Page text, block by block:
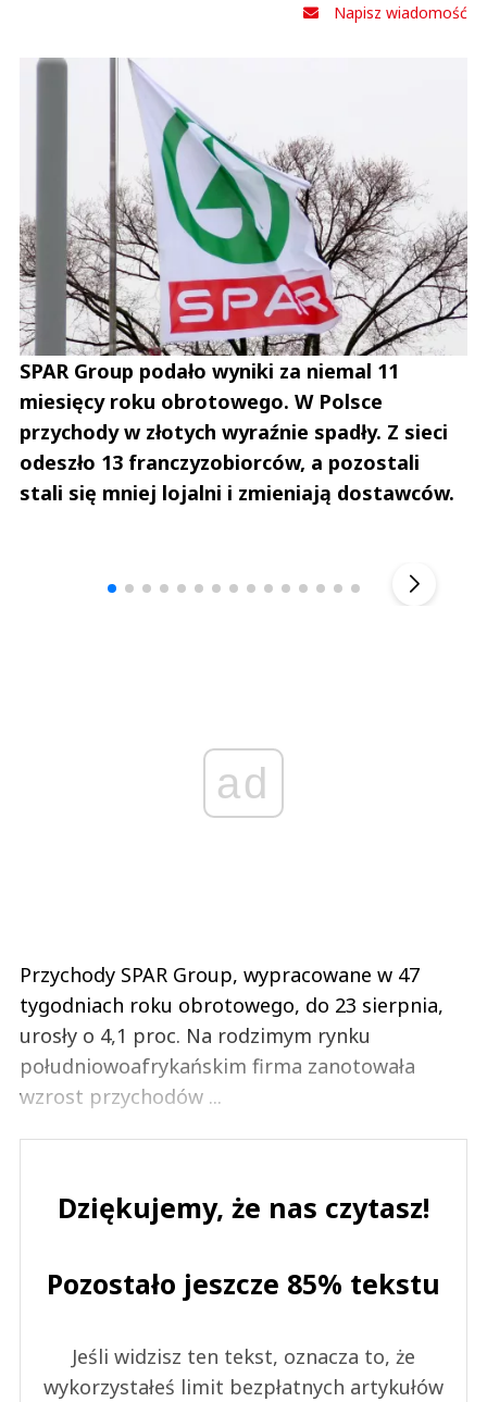
Napisz wiadomość
SPAR Group podało wyniki za niemal 11
miesięcy roku obrotowego. W Polsce
przychody w złotych wyraźnie spadły. Z sieci
odeszło 13 franczyzobiorców, a pozostali
stali się mniej lojalni i zmieniają dostawców.
ad
Przychody SPAR Group, wypracowane w 47
tygodniach roku obrotowego, do 23 sierpnia,
urosły o 4,1 proc. Na rodzimym rynku
południowoafrykańskim firma zanotowała
wzrost przychodów ...
Dziękujemy, że nas czytasz!
Pozostało jeszcze 85% tekstu
Jeśli widzisz ten tekst, oznacza to, że
wykorzystałeś limit bezpłatnych artykułów